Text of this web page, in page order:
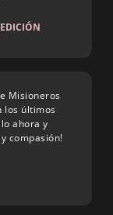
Misioneros
los últimos
ahora y
compasión!